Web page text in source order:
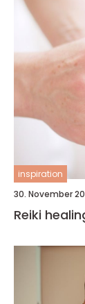
inspiration
30. November
Reiki